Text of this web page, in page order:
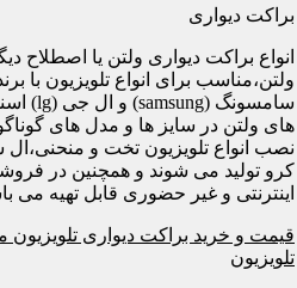
براکت دیواری
انواع براکت دیواری ولتن یا اصطلاح
ولتن،مناسب برای انواع تلویزیون با
های ولتن در سایز ها و مدل های
نصب انواع تلویزیون تخت و
کرو تولید می شوند و همچنین در
اینترنتی و غیر حضوری قابل تهیه می
قیمت و خرید براکت دیواری تلویزیون
تلویزیون